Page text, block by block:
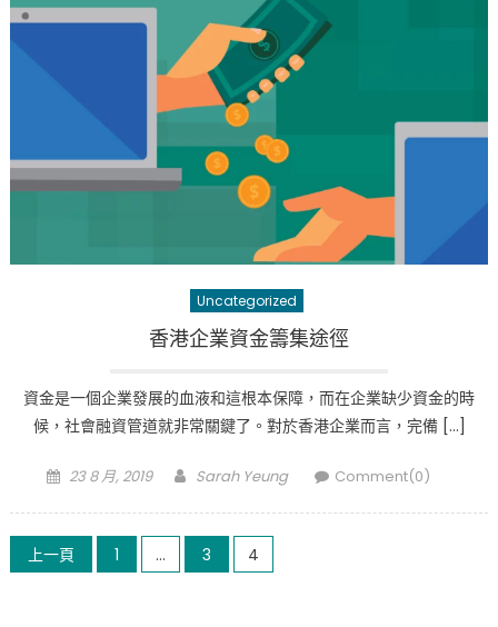
Uncategorized
香港企業資金籌集途徑
資金是一個企業發展的血液和這根本保障，而在企業缺少資金的時
候，社會融資管道就非常關鍵了。對於香港企業而言，完備 […]
Posted
23 8 月, 2019 Author
Sarah Yeung Comment(0)
Posts
上一頁 1 ... 3 4